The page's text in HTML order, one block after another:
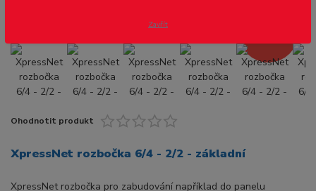
Ohodnotit produkt
XpressNet rozbočka 6/4 - 2/2 - základní
XpressNet rozbočka pro zabudování například do panelu
Zavřít